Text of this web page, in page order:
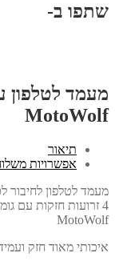
עם
שתפו ב-
מעמד לטלפון
MotoWolf
תיאור
אפשרויות
מעמד לטלפון לחיבור
4 זרועות חזקות עם גומי לאחיזה מיטבית
MotoWolf
איכותי מאוד חזק